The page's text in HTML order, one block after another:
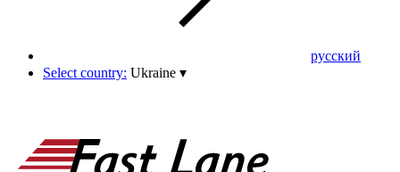
pусский
Select country: Ukraine ▾